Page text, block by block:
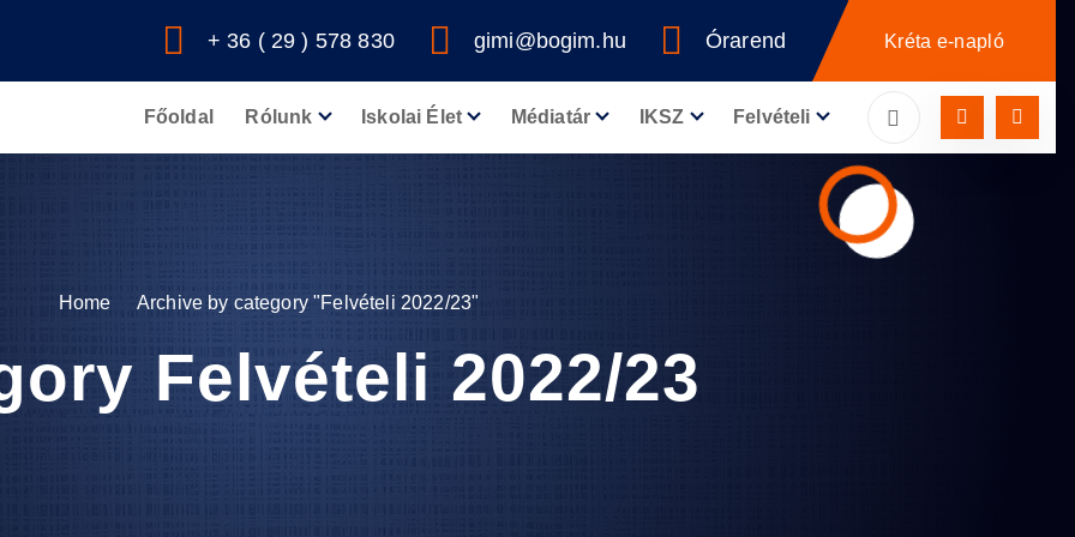
+ 36 ( 29 ) 578 830 gimi@bogim.hu Órarend Kréta e-napló
Főoldal Rólunk Iskolai Élet Médiatár IKSZ Felvételi
Home Archive by category "Felvételi 2022/23"
Felvételi 2022/23